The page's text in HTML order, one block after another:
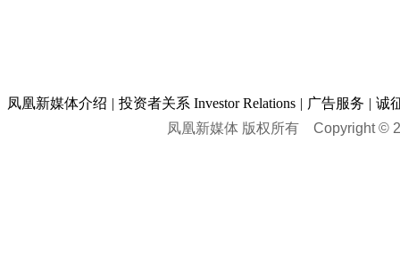
凤凰新媒体介绍 | 投资者关系 Investor Relations | 广告服务 | 诚
凤凰新媒体 版权所有 Copyright ©